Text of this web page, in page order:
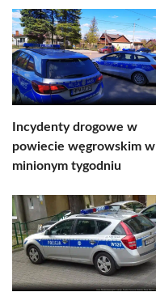
Incydenty drogowe w
powiecie węgrowskim w
minionym tygodniu